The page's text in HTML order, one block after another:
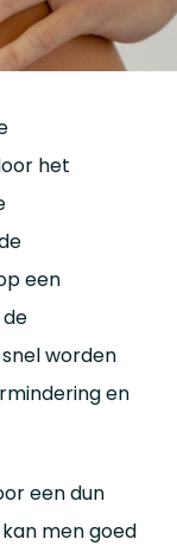
het
een
worden
en
een dun
men goed